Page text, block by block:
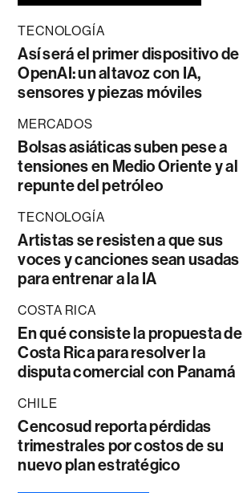
TECNOLOGÍA
Así será el primer dispositivo de
OpenAI: un altavoz con IA,
sensores y piezas móviles
MERCADOS
Bolsas asiáticas suben pese a
tensiones en Medio Oriente y al
repunte del petróleo
TECNOLOGÍA
Artistas se resisten a que sus
voces y canciones sean usadas
para entrenar a la IA
COSTA RICA
En qué consiste la propuesta de
Costa Rica para resolver la
disputa comercial con Panamá
CHILE
Cencosud reporta pérdidas
trimestrales por costos de su
nuevo plan estratégico